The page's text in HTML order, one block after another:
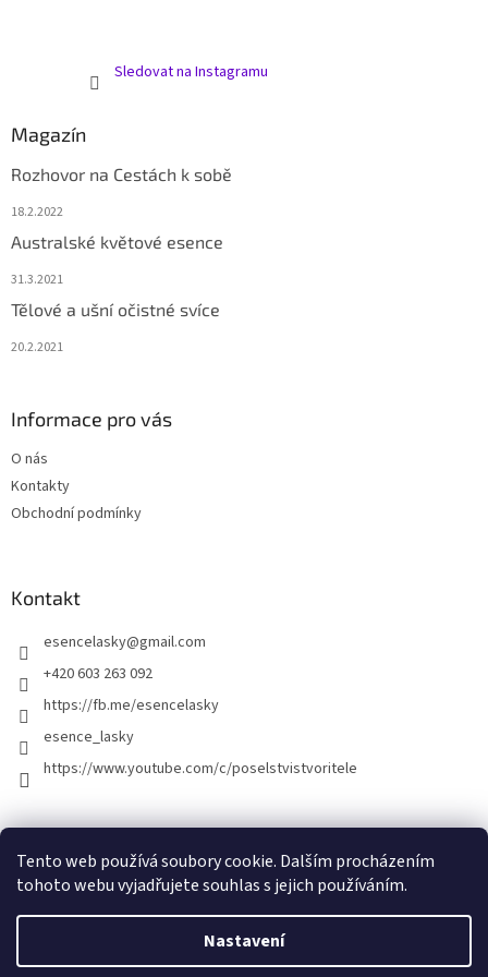
Tento web používá soubory cookie. Dalším procházením
tohoto webu vyjadřujete souhlas s jejich používáním.
Nastavení
Sledovat na Instagramu
Magazín
Rozhovor na Cestách k sobě
18.2.2022
Australské květové esence
31.3.2021
Tělové a ušní očistné svíce
20.2.2021
Informace pro vás
O nás
Kontakty
Obchodní podmínky
Kontakt
esencelasky@gmail.com
+420 603 263 092
https://fb.me/esencelasky
esence_lasky
https://www.youtube.com/c/poselstvistvoritele
Vytvořil Shoptet